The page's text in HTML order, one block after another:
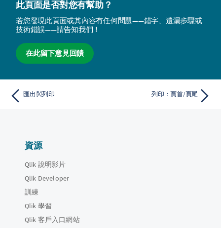
此頁面是否對您有幫助？
若您發現此頁面或其內容有任何問題——錯字、遺漏步驟或
技術錯誤——請告知我們！
在此留下意見回饋
匯出與列印 列印：頁首/頁尾
資源
Qlik 說明影片
Qlik Developer
訓練
Qlik 學習
Qlik 客戶入口網站